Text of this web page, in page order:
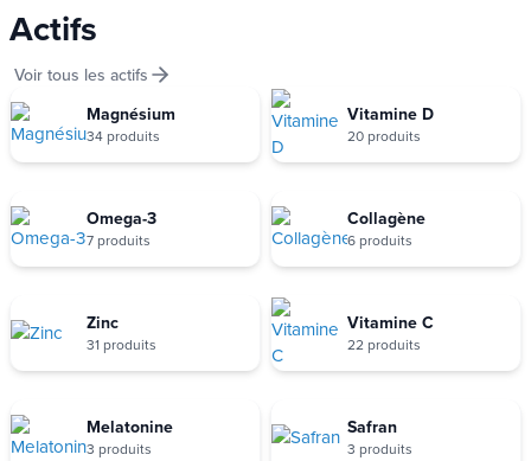
Actifs
Voir tous les actifs
Magnésium
34 produits
Vitamine D
20 produits
Omega-3
7 produits
Collagène
6 produits
Zinc
31 produits
Vitamine C
22 produits
Melatonine
3 produits
Safran
3 produits